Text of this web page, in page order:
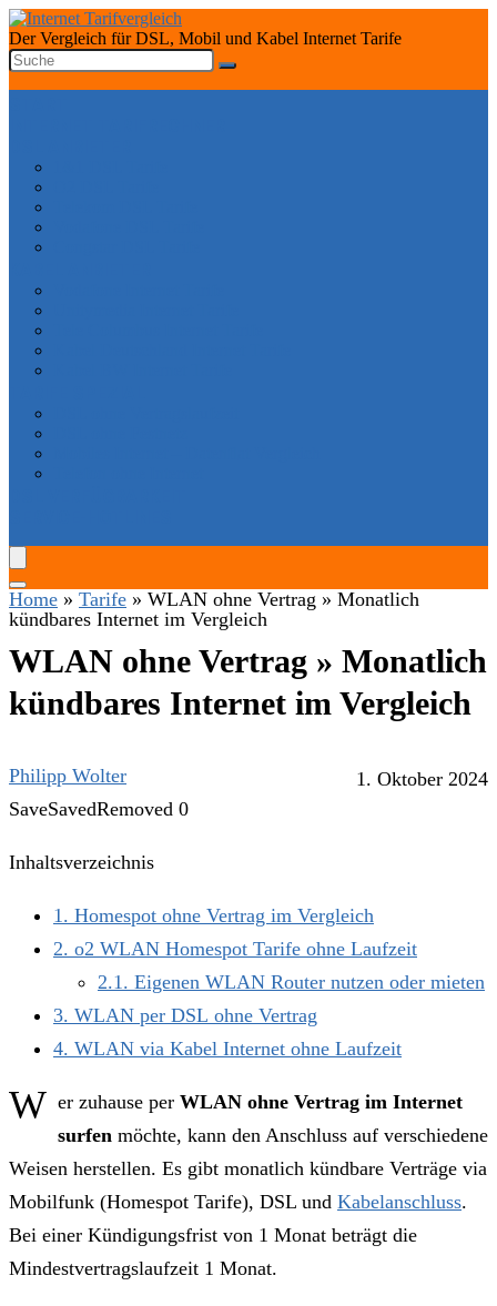
Der Vergleich für DSL, Mobil und Kabel Internet Tarife
Home » Tarife » WLAN ohne Vertrag » Monatlich
kündbares Internet im Vergleich
WLAN ohne Vertrag » Monatlich
kündbares Internet im Vergleich
Philipp Wolter
1. Oktober 2024
SaveSavedRemoved 0
Inhaltsverzeichnis
1 Homespot ohne Vertrag im Vergleich
2 o2 WLAN Homespot Tarife ohne Laufzeit
2.1 Eigenen WLAN Router nutzen oder mieten
3 WLAN per DSL ohne Vertrag
4 WLAN via Kabel Internet ohne Laufzeit
W er zuhause per WLAN ohne Vertrag im Internet
surfen möchte, kann den Anschluss auf verschiedene
Weisen herstellen. Es gibt monatlich kündbare Verträge via
Mobilfunk (Homespot Tarife), DSL und Kabelanschluss.
Bei einer Kündigungsfrist von 1 Monat beträgt die
Mindestvertragslaufzeit 1 Monat.